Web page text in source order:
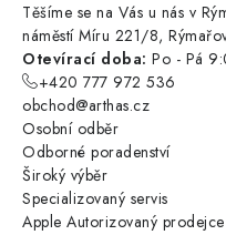
Těšíme se na Vás u nás v
náměstí Míru 221/8,
Otevírací doba: Po - Pá
+420 777 972 536
obchod@arthas.cz
Osobní odběr
Odborné poradenství
Široký výběr
Specializovaný servis
Apple Autorizovaný prodejce